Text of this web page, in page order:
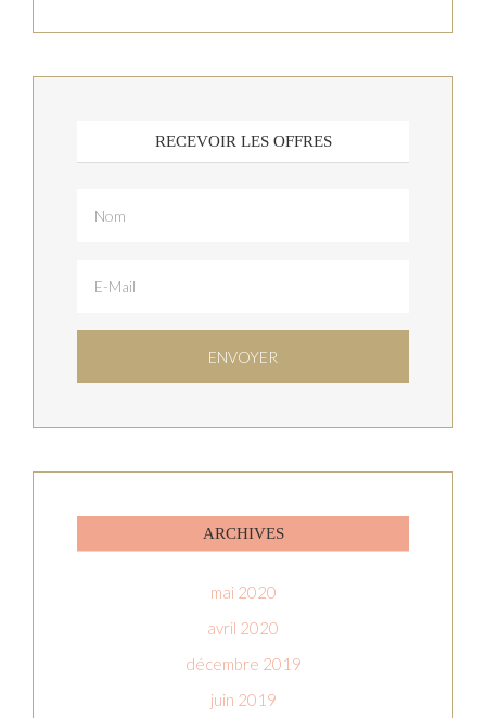
RECEVOIR LES OFFRES
ARCHIVES
mai 2020
avril 2020
décembre 2019
juin 2019